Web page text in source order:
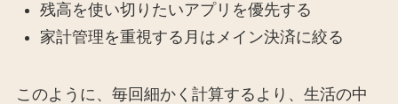
残高を使い切りたいアプリを優先する
家計管理を重視する月はメイン決済に絞る
このように、毎回細かく計算するより、生活の中